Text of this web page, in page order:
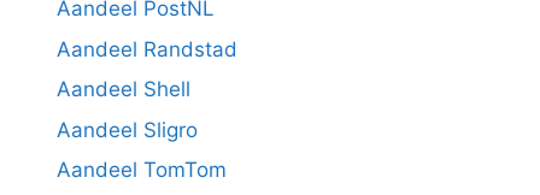
Aandeel PostNL
Aandeel Randstad
Aandeel Shell
Aandeel Sligro
Aandeel TomTom